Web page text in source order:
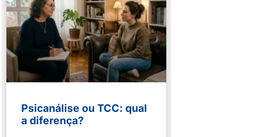
Psicanálise ou TCC: qual
a diferença?